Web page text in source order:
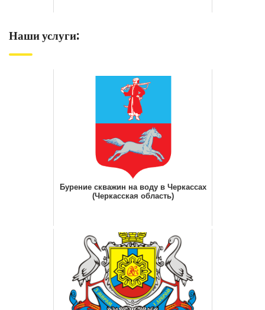
Наши услуги:
Бурение скважин на воду в Черкассах
(Черкасская область)